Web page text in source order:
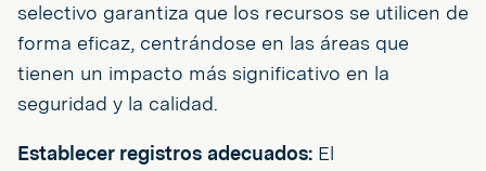
selectivo garantiza que los recursos se utilicen de
forma eficaz, centrándose en las áreas que
tienen un impacto más significativo en la
seguridad y la calidad.
Establecer registros adecuados: El